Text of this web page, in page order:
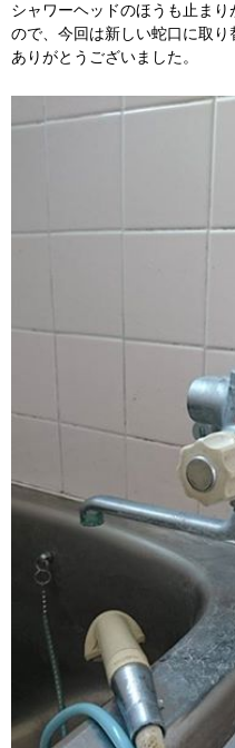
シャワーヘッドのほうも止ま
ので、今回は新しい蛇口に取り
ありがとうございました。